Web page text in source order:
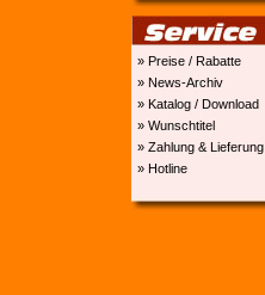
» Preise / Rabatte
» News-Archiv
» Katalog / Download
» Wunschtitel
» Zahlung & Lieferung
» Hotline